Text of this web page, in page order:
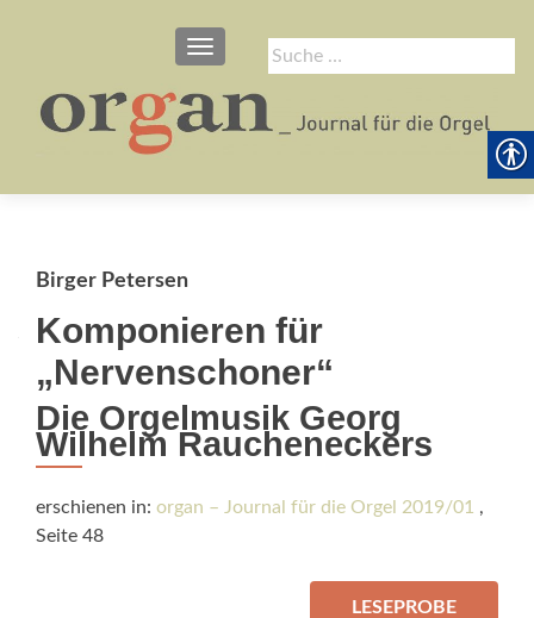
Suche
nach:
SCHALTE NAVIGATION
Birger Petersen
Komponieren für
„Nervenschoner“
Die Orgelmusik Georg
Wilhelm Raucheneckers
erschienen in: organ – Journal für die Orgel 2019/01 ,
Seite 48
LESEPROBE